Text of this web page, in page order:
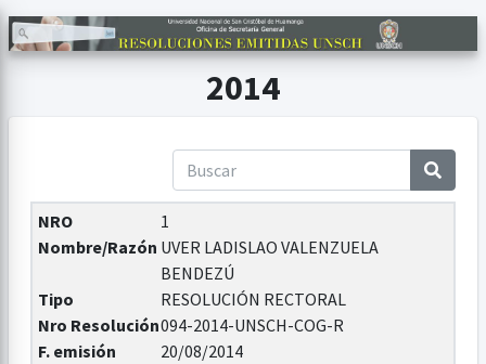
2014
NRO
1
Nombre/Razón UVER LADISLAO VALENZUELA
BENDEZÚ
Tipo
RESOLUCIÓN RECTORAL
Nro Resolución094-2014-UNSCH-COG-R
F. emisión
20/08/2014